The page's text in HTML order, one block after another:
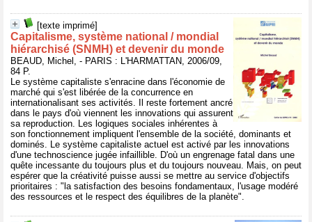
[texte imprimé]
Capitalisme, système national / mondial
hiérarchisé (SNMH) et devenir du monde
BEAUD, Michel, - PARIS : L'HARMATTAN, 2006/09,
84 P.
Le système capitaliste s'enracine dans l'économie de
marché qui s'est libérée de la concurrence en
internationalisant ses activités. Il reste fortement ancré
dans le pays d'où viennent les innovations qui assurent
sa reproduction. Les logiques sociales inhérentes à
son fonctionnement impliquent l'ensemble de la société, dominants et
dominés. Le système capitaliste actuel est activé par les innovations
d'une technoscience jugée infaillible. D'où un engrenage fatal dans une
quête incessante du toujours plus et du toujours nouveau. Mais, on peut
espérer que la créativité puisse aussi se mettre au service d'objectifs
prioritaires : "la satisfaction des besoins fondamentaux, l'usage modéré
des ressources et le respect des équilibres de la planète".